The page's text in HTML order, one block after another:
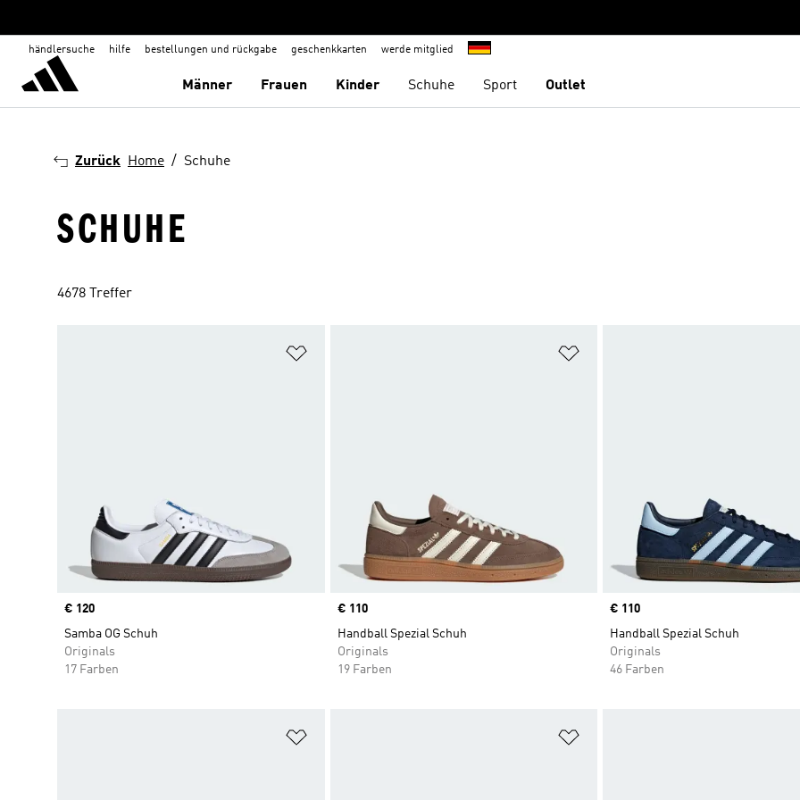
händlersuche hilfe bestellungen und rückgabe geschenkkarten werde mitglied
Männer Frauen Kinder Schuhe Sport Outlet
Zurück Home Schuhe
SCHUHE
4678 Treffer
Price
€ 120
Samba OG Schuh
Originals
17 Farben
Price
€ 110
Handball Spezial Schuh
Originals
19 Farben
Price
€ 110
Handball Spezial Schuh
Originals
46 Farben